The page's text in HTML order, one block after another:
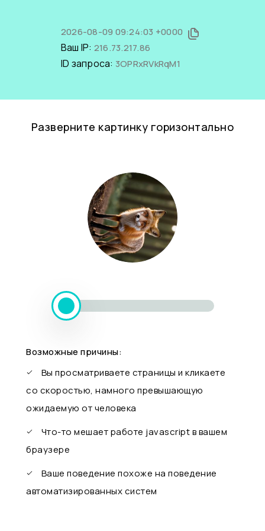
2026-08-09 09:24:03 +0000
Ваш IP: 216.73.217.86
ID запроса: 3OPRxRVkRqM1
Разверните картинку горизонтально
Возможные причины:
Вы просматриваете страницы и кликаете
со скоростью, намного превышающую
ожидаемую от человека
Что-то мешает работе javascript в вашем
браузере
Ваше поведение похоже на поведение
автоматизированных систем